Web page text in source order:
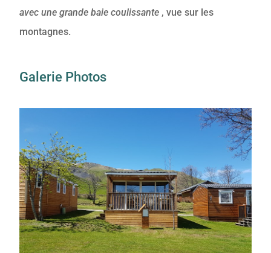
avec une grande baie coulissante , vue sur les
montagnes.
Galerie Photos